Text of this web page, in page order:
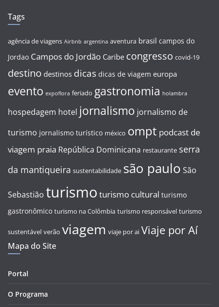
Tags
agência de viagens Airbnb argentina aventura brasil campos do
Jordao Campos do Jordão Caribe congresso covid-19
destino destinos dicas dicas de viagem europa
evento expoflora feriado gastronomia holambra
hospedagem hotel jornalismo jornalismo de
turismo jornalismo turístico méxico ompt podcast de
viagem praia República Dominicana restaurante serra
da mantiqueira sustentabilidade são paulo São
Sebastião turismo turismo cultural turismo
gastronômico turismo na Colômbia turismo responsável turismo
sustentável verão viagem viaje por ai Viaje por Aí
Mapa do Site
Portal
O Programa